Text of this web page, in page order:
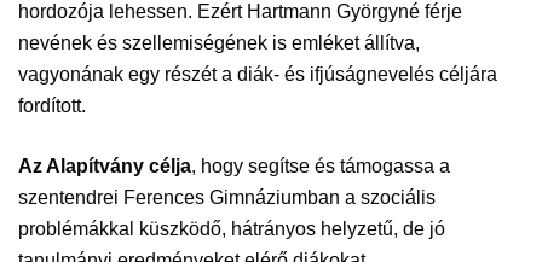
hordozója lehessen. Ezért Hartmann Györgyné férje
nevének és szellemiségének is emléket állítva,
vagyonának egy részét a diák- és ifjúságnevelés céljára
fordított.
Az Alapítvány célja, hogy segítse és támogassa a
szentendrei Ferences Gimnáziumban a szociális
problémákkal küszködő, hátrányos helyzetű, de jó